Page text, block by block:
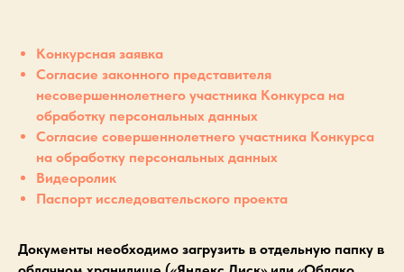
Конкурсная заявка
Согласие законного представителя
несовершеннолетнего участника Конкурса на
обработку персональных данных
Согласие совершеннолетнего участника Конкурса
на обработку персональных данных
Видеоролик
Паспорт исследовательского проекта
Документы необходимо загрузить в отдельную папку в